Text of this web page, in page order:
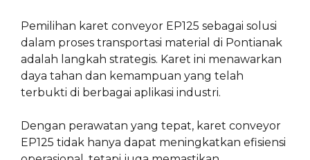
Pemilihan karet conveyor EP125 sebagai solusi
dalam proses transportasi material di Pontianak
adalah langkah strategis. Karet ini menawarkan
daya tahan dan kemampuan yang telah
terbukti di berbagai aplikasi industri.
Dengan perawatan yang tepat, karet conveyor
EP125 tidak hanya dapat meningkatkan efisiensi